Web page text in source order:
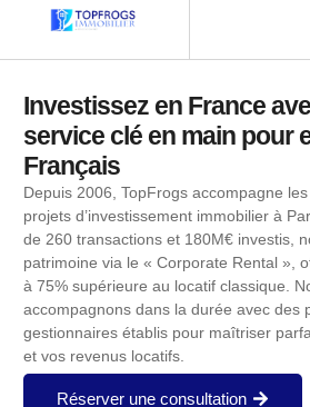
Investissez en France
service clé en main pour
Français
Depuis 2006, TopFrogs accompagne
projets d’investissement immobilier à
de 260 transactions et 180M€ investis,
patrimoine via le « Corporate Rental »,
à 75% supérieure au locatif classique.
accompagnons dans la durée avec des
gestionnaires établis pour maîtriser
et vos revenus locatifs.
Réserver une consultation